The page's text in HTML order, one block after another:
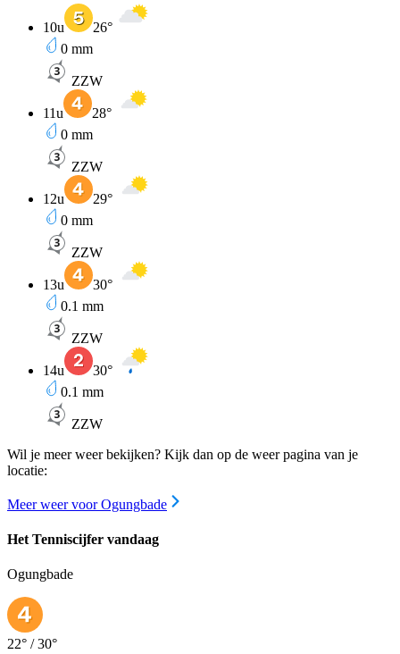
10u 26°
0 mm
ZZW
11u 28°
0 mm
ZZW
12u 29°
0 mm
ZZW
13u 30°
0.1 mm
ZZW
14u 30°
0.1 mm
ZZW
Wil je meer weer bekijken? Kijk dan op de weer pagina van je
locatie:
Meer weer voor Ogungbade
Het Tenniscijfer vandaag
Ogungbade
22° /30°